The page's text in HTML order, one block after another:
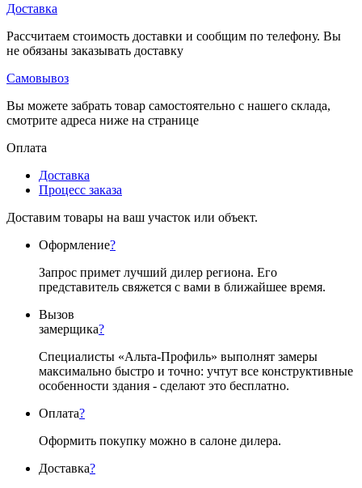
Доставка
Рассчитаем стоимость доставки и сообщим по телефону. Вы
не обязаны заказывать доставку
Самовывоз
Вы можете забрать товар самостоятельно с нашего склада,
смотрите адреса ниже на странице
Оплата
Доставка
Процесс заказа
Доставим товары на ваш участок или объект.
Оформление?
Запрос примет лучший дилер региона. Его
представитель свяжется с вами в ближайшее время.
Вызов
замерщика?
Специалисты «Альта-Профиль» выполнят замеры
максимально быстро и точно: учтут все конструктивные
особенности здания - сделают это бесплатно.
Оплата?
Оформить покупку можно в салоне дилера.
Доставка?